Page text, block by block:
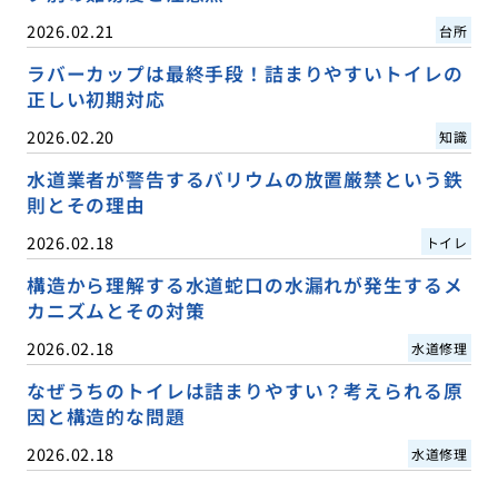
2026.02.21 台所
ラバーカップは最終手段！詰まりやすいトイレの
正しい初期対応
2026.02.20 知識
水道業者が警告するバリウムの放置厳禁という鉄
則とその理由
2026.02.18 トイレ
構造から理解する水道蛇口の水漏れが発生するメ
カニズムとその対策
2026.02.18 水道修理
なぜうちのトイレは詰まりやすい？考えられる原
因と構造的な問題
2026.02.18 水道修理